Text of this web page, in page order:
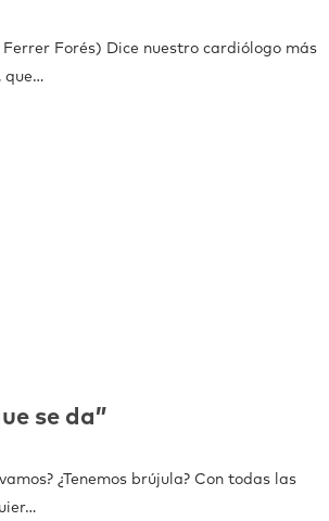
Forés) Dice nuestro cardiólogo más
que…
se da”
¿Tenemos brújula? Con todas las